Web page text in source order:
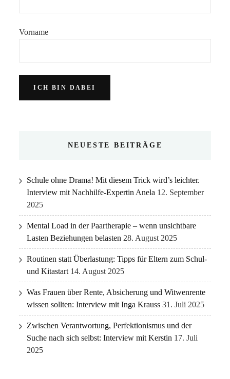
Vorname
NEUESTE BEITRÄGE
Schule ohne Drama! Mit diesem Trick wird’s leichter.
Interview mit Nachhilfe-Expertin Anela 12. September
2025
Mental Load in der Paartherapie – wenn unsichtbare
Lasten Beziehungen belasten 28. August 2025
Routinen statt Überlastung: Tipps für Eltern zum Schul-
und Kitastart 14. August 2025
Was Frauen über Rente, Absicherung und Witwenrente
wissen sollten: Interview mit Inga Krauss 31. Juli 2025
Zwischen Verantwortung, Perfektionismus und der
Suche nach sich selbst: Interview mit Kerstin 17. Juli
2025